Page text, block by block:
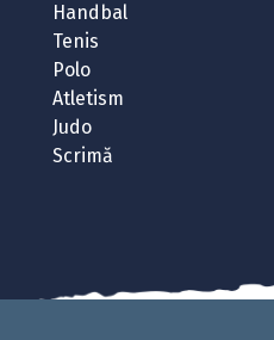
Handbal
Tenis
Polo
Atletism
Judo
Scrimă